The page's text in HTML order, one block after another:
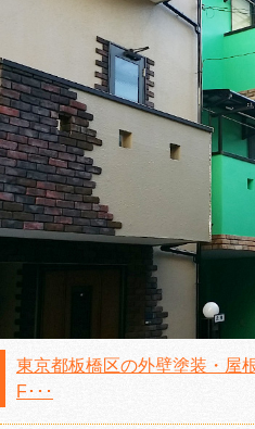
東京都板橋区の外壁塗装・屋
F･･･